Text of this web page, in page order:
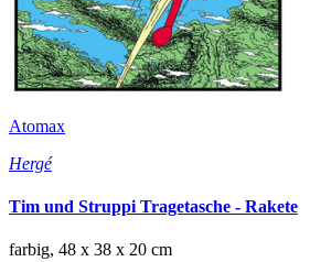
Atomax
Hergé
Tim und Struppi Tragetasche - Rakete
farbig, 48 x 38 x 20 cm